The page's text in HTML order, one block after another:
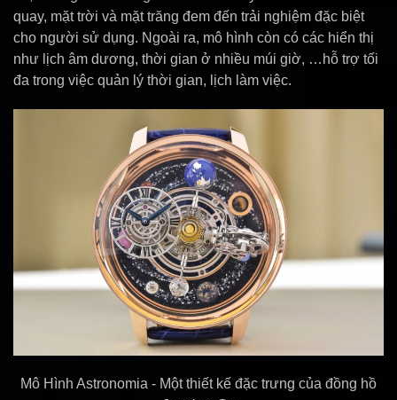
quay, mặt trời và mặt trăng đem đến trải nghiệm đặc biệt
cho người sử dụng. Ngoài ra, mô hình còn có các hiển thị
như lịch âm dương, thời gian ở nhiều múi giờ, …hỗ trợ tối
đa trong việc quản lý thời gian, lịch làm việc.
Mô Hình Astronomia - Một thiết kế đặc trưng của đồng hồ